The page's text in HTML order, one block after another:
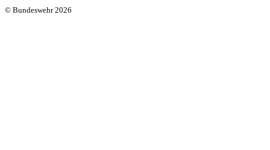
© Bundeswehr 2026